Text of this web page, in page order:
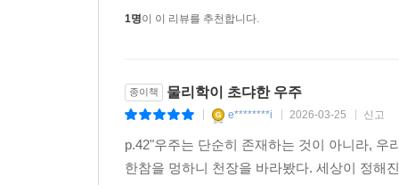
1명이 이 리뷰를 추천합니다.
종이책 물리학이 초댜한 우주
e********i 2026-03-25 신고
p.42"우주는 단순히 존재하는 것이 아니라,
한참을 멍하니 천장을 바라봤다. 세상이 정해